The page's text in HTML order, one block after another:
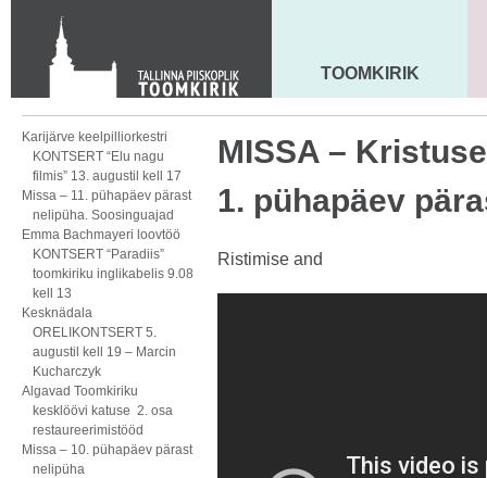
KONTAKT
Toom-Kooli 6, 10130 TALLINN
tallinna.toom@eelk.ee
MAARJA KIRIK
TOOMKIRIK
Karijärve keelpilliorkestri
KONTSERT “Elu nagu
filmis” 13. augustil kell 17
Missa – 11. pühapäev pärast
nelipüha. Soosinguajad
Emma Bachmayeri loovtöö
KONTSERT “Paradiis”
toomkiriku inglikabelis 9.08
kell 13
Kesknädala
ORELIKONTSERT 5.
augustil kell 19 – Marcin
Kucharczyk
Algavad Toomkiriku
kesklöövi katuse 2. osa
restaureerimistööd
Missa – 10. pühapäev pärast
nelipüha
MISSA –
1. pühapäev
Ristimise and